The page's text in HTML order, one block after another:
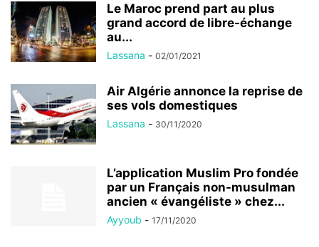
Le Maroc prend part au plus
grand accord de libre-échange
au...
Lassana - 02/01/2021
Air Algérie annonce la reprise de
ses vols domestiques
Lassana - 30/11/2020
L’application Muslim Pro fondée
par un Français non-musulman
ancien « évangéliste » chez...
Ayyoub - 17/11/2020